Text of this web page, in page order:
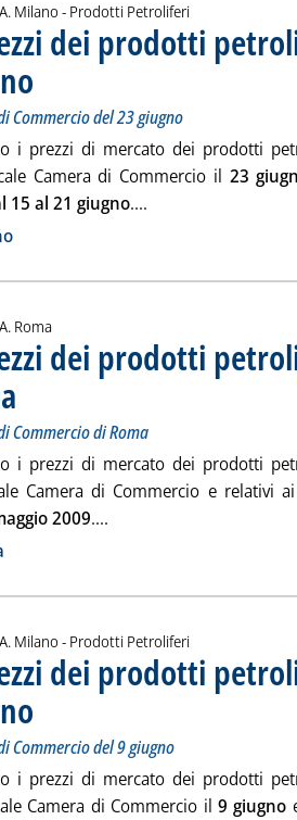
Milano - Prodotti Petroliferi
dei prodotti
. Sottotitolo: Rilevazione della Camera di
. Pubblicata mercoledì 24 giugno 2009 alle 11.44.
Commercio del 23 giugno
i prezzi di mercato dei prodotti
Camera di Commercio il 23
15 al 21 giugno....
notizia
Roma
dei prodotti
. Sottotitolo: Rilevazione della Camera di Commercio
. Pubblicata martedì 16 giugno 2009 alle 15.23.
Commercio di Roma
i prezzi di mercato dei prodotti
Camera di Commercio e relativi
2009....
notizia
Milano - Prodotti Petroliferi
dei prodotti
. Sottotitolo: Rilevazione della Camera di
. Pubblicata giovedì 11 giugno 2009 alle 9.52.
Commercio del 9 giugno
i prezzi di mercato dei prodotti
Camera di Commercio il 9 giugno